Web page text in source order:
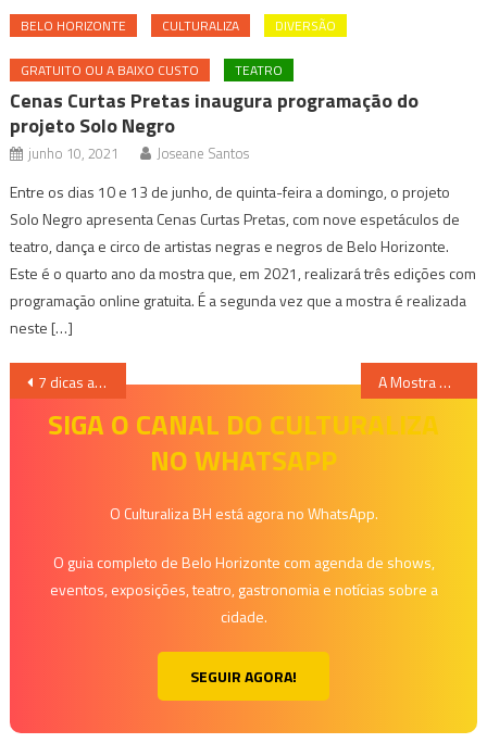
BELO HORIZONTE CULTURALIZA DIVERSÃO
GRATUITO OU A BAIXO CUSTO TEATRO
Cenas Curtas Pretas inaugura programação do
projeto Solo Negro
junho 10, 2021 Joseane Santos
Entre os dias 10 e 13 de junho, de quinta-feira a domingo, o projeto
Solo Negro apresenta Cenas Curtas Pretas, com nove espetáculos de
teatro, dança e circo de artistas negras e negros de Belo Horizonte.
Este é o quarto ano da mostra que, em 2021, realizará três edições com
programação online gratuita. É a segunda vez que a mostra é realizada
neste […]
Navegação
7 dicas acessíveis para curtir o final de semana em BH; confira A Mostra MUMIA Transforma BH na Capital Mundial do Cinema de Animação
SIGA O CANAL DO CULTURALIZA
NO WHATSAPP
O Culturaliza BH está agora no WhatsApp.
O guia completo de Belo Horizonte com agenda de shows,
eventos, exposições, teatro, gastronomia e notícias sobre a
cidade.
SEGUIR AGORA!